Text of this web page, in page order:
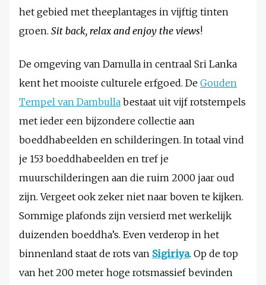
het gebied met theeplantages in vijftig tinten
groen. Sit back, relax and enjoy the views!
De omgeving van Damulla in centraal Sri Lanka
kent het mooiste culturele erfgoed. De Gouden
Tempel van Dambulla bestaat uit vijfrotstempels
met ieder een bijzondere collectie aan
boeddhabeelden en schilderingen. In totaal vind
je 153 boeddhabeelden en tref je
muurschilderingen aan die ruim 2000 jaar oud
zijn. Vergeet ook zeker niet naar boven te kijken.
Sommige plafonds zijn versierd met werkelijk
duizenden boeddha’s. Even verderop in het
binnenland staat de rots van Sigiriya. Op de top
van het 200 meter hoge rotsmassief bevinden